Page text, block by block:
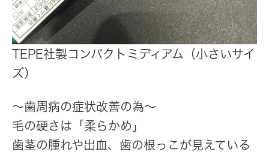
TEPE社製コンパクトミディアム（小さいサイ
ズ）
〜歯周病の症状改善の為〜
毛の硬さは「柔らかめ」
歯茎の腫れや出血、歯の根っこが見えている